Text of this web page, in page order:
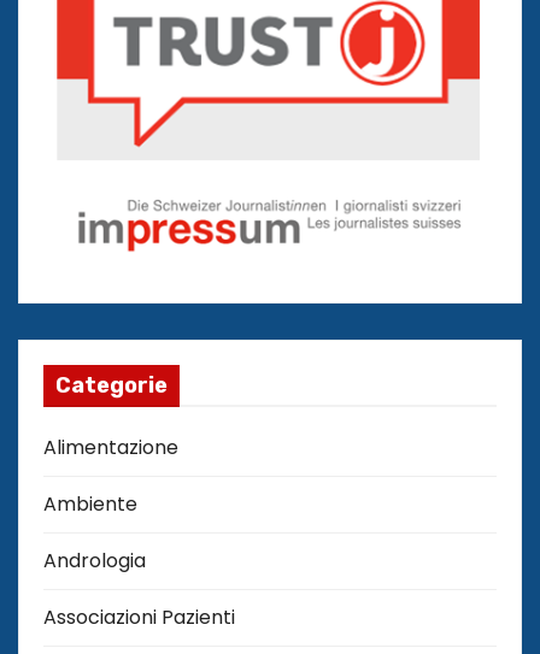
Categorie
Alimentazione
Ambiente
Andrologia
Associazioni Pazienti